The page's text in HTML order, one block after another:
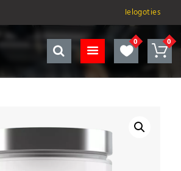
Ielogoties